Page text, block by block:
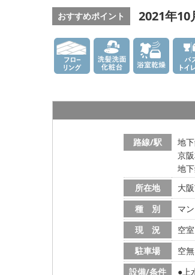
おすすめポイント 2021年10
路線/駅
地
京
地
所在地
大
種 別
マ
現 況
空室
駐車場
空
設備/条件
上